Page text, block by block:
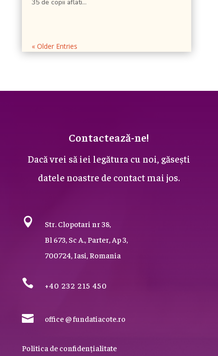
35 de copii aflati...
« Older Entries
Contactează-ne!
Dacă vrei să iei legătura cu noi, găsești
datele noastre de contact mai jos.

Str. Clopotari nr 38,
Bl 673, Sc A., Parter, Ap 3,
700724, Iasi, Romania
 +40 232 215 450
 office @ fundatiacote.ro
Politica de confidențialitate